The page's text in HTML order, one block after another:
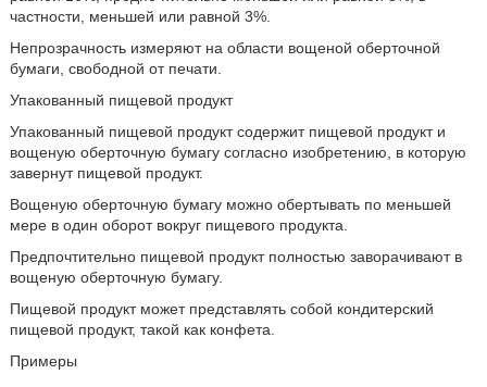
частности, меньшей или равной 3%.
Непрозрачность измеряют на области вощеной оберточной
бумаги, свободной от печати.
Упакованный пищевой продукт
Упакованный пищевой продукт содержит пищевой продукт и
вощеную оберточную бумагу согласно изобретению, в которую
завернут пищевой продукт.
Вощеную оберточную бумагу можно обертывать по меньшей
мере в один оборот вокруг пищевого продукта.
Предпочтительно пищевой продукт полностью заворачивают в
вощеную оберточную бумагу.
Пищевой продукт может представлять собой кондитерский
пищевой продукт, такой как конфета.
Примеры